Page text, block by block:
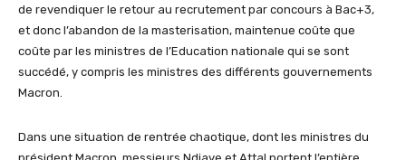
de revendiquer le retour au recrutement par concours à Bac+3,
et donc l’abandon de la masterisation, maintenue coûte que
coûte par les ministres de l’Education nationale qui se sont
succédé, y compris les ministres des différents gouvernements
Macron.
Dans une situation de rentrée chaotique, dont les ministres du